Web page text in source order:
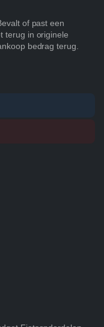
of past een
terug in originele
bedrag terug.